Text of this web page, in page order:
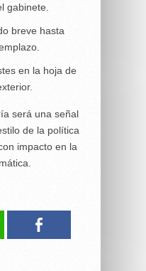
gabinete.
breve hasta
en la hoja de
será una señal
de la política
impacto en la